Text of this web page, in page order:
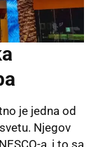
je jedna od
Njegov